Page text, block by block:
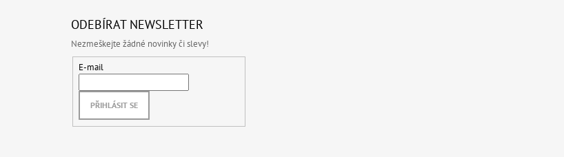
ODEBÍRAT NEWSLETTER
Nezmeškejte žádné novinky či slevy!
E-mail
PŘIHLÁSIT SE